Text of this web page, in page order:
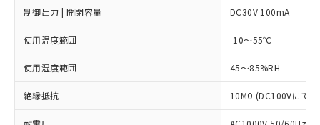
制御出力 | 開閉容量 DC30V 100mA
使用温度範囲 -10～55℃
使用湿度範囲 45～85%RH
絶縁抵抗 10MΩ (DC100Vにて)(
※1 対応状況
対応済み：EU RoHS指令（10物質）の